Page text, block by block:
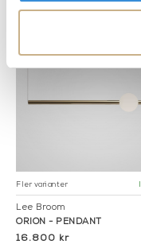
Fler varianter
Lee Broom
ORION - PENDANT
16.800 kr